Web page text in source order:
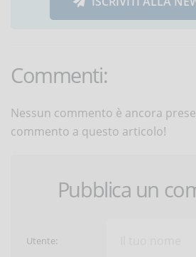
Commenti:
Nessun commento è ancora
commento a questo articolo!
Pubblica un
Utente: